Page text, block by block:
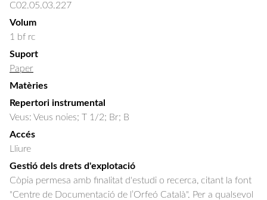
C02.05.03.227
Volum
1 bf rc
Suport
Paper
Matèries
Repertori instrumental
Veus: Veus noies; T 1/2; Br; B
Accés
Lliure
Gestió dels drets d'explotació
Còpia permesa amb finalitat d'estudi o recerca, citant la font
"Centre de Documentació de l’Orfeó Català". Per a qualsevol